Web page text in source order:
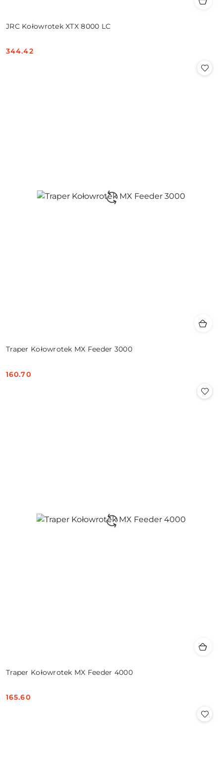
JRC Kołowrotek XTX 8000 LC
Cena:
344.42
Traper Kołowrotek MX Feeder 3000
Cena:
160.70
Traper Kołowrotek MX Feeder 4000
Cena:
165.60